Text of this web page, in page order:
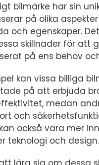
bilmärke har sin
på olika
och egenskaper.
skillnader för att
på ens behov
kan vissa billiga
på att erbjuda
medan
och
också vara mer
teknologi och design.